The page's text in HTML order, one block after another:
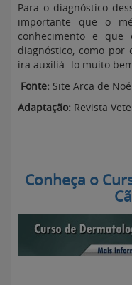
Para o diagnóstico
importante que o
conhecimento e
diagnóstico, como por
ira auxiliá- lo muito
Fonte: Site Arca de
Adaptação: Revista
Conheça o